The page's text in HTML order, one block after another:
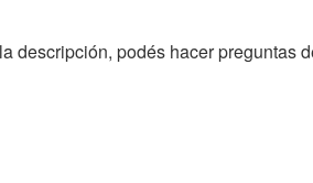
descripción, podés hacer preguntas